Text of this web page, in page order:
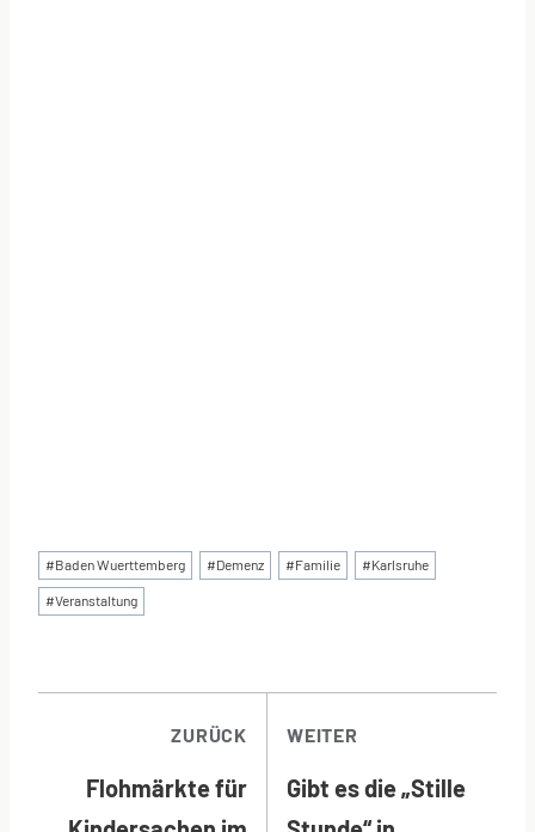
Schlagworte:
#Baden Wuerttemberg #Demenz #Familie #Karlsruhe
#Veranstaltung
ZURÜCK
Flohmärkte für
WEITER
Gibt es die „Stille